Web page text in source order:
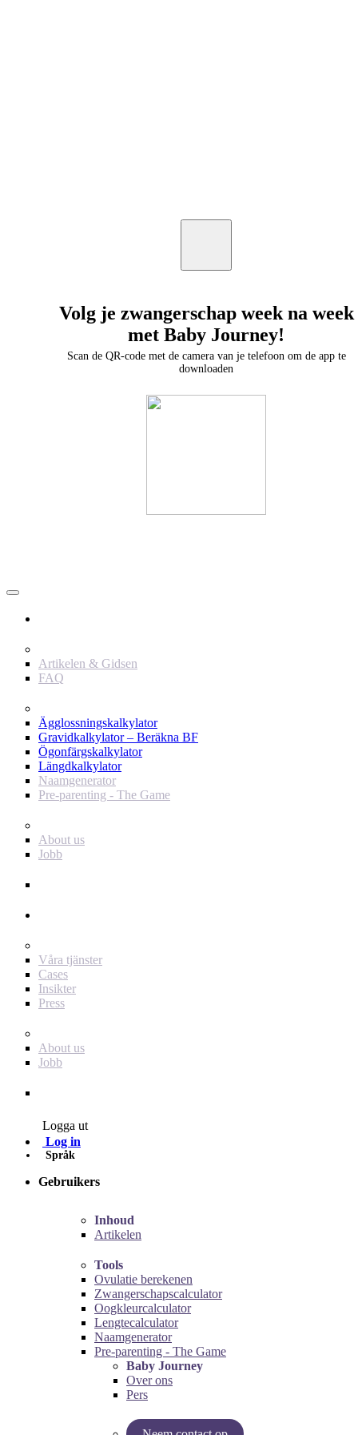
Volg je zwangerschap week na week
met Baby Journey!
Scan de QR-code met de camera van je telefoon om de app te
downloaden
Artikelen & Gidsen
FAQ
Ägglossningskalkylator
Gravidkalkylator – Beräkna BF
Ögonfärgskalkylator
Längdkalkylator
Naamgenerator
Pre-parenting - The Game
About us
Jobb
Våra tjänster
Cases
Insikter
Press
About us
Jobb
Logga ut
Log in
Språk
Gebruikers
Inhoud
Artikelen
Tools
Ovulatie berekenen
Zwangerschapscalculator
Oogkleurcalculator
Lengtecalculator
Naamgenerator
Pre-parenting - The Game
Baby Journey
Over ons
Pers